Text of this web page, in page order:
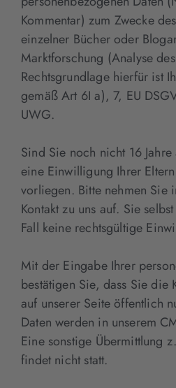
Kommentar) zum Zwecke
einzelner Bücher oder
Marktforschung (Analyse
Rechtsgrundlage hierfür ist
gemäß Art 6I a), 7, EU
UWG.
Sind Sie noch nicht 16
eine Einwilligung Ihrer
vorliegen. Bitte nehmen Sie
Kontakt zu uns auf. Sie
Fall keine rechtsgültige
Mit der Eingabe Ihrer
bestätigen Sie, dass Sie die
auf unserer Seite öffentlich
Daten werden in unserem
Eine sonstige Übermittlung
findet nicht statt.